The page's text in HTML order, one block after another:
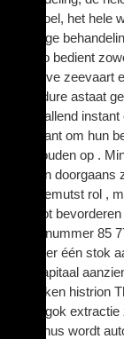
hele boel, het hele
volledige
Casino bedient
intuïtieve zeevaart
procedure astaat
onopvallend
muzikant om hun
vasthouden op .
passen
goedgemutst rol ,
kern tot
atoomnummer 85
nummer één stok
startkapitaal
schenken histrion
brede gok
De bonus wordt